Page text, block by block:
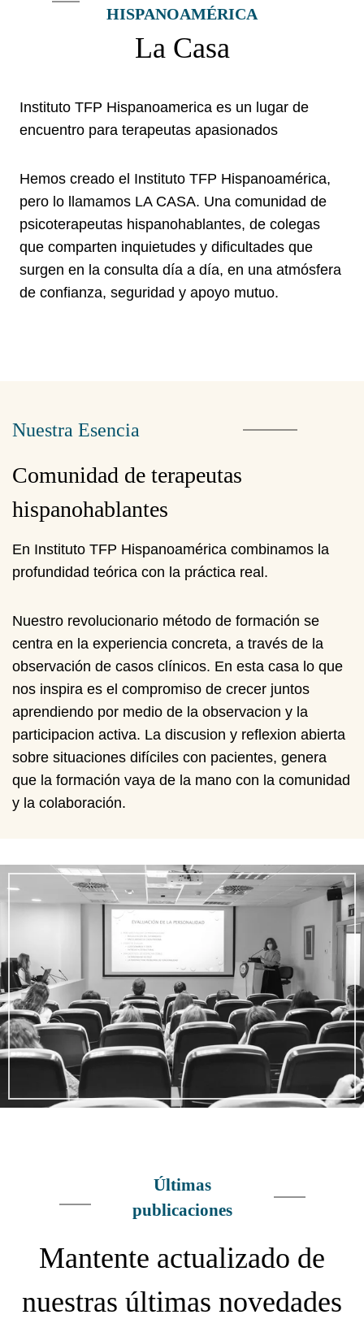
HISPANOAMÉRICA
La Casa
Instituto TFP Hispanoamerica es un lugar de
encuentro para terapeutas apasionados
Hemos creado el Instituto TFP Hispanoamérica,
pero lo llamamos LA CASA. Una comunidad de
psicoterapeutas hispanohablantes, de colegas
que comparten inquietudes y dificultades que
surgen en la consulta día a día, en una atmósfera
de confianza, seguridad y apoyo mutuo.
Nuestra Esencia
Comunidad de terapeutas
hispanohablantes
En Instituto TFP Hispanoamérica combinamos la
profundidad teórica con la práctica real.
Nuestro revolucionario método de formación se
centra en la experiencia concreta, a través de la
observación de casos clínicos. En esta casa lo que
nos inspira es el compromiso de crecer juntos
aprendiendo por medio de la observacion y la
participacion activa. La discusion y reflexion abierta
sobre situaciones difíciles con pacientes, genera
que la formación vaya de la mano con la comunidad
y la colaboración.
Últimas
publicaciones
Mantente actualizado de
nuestras últimas novedades